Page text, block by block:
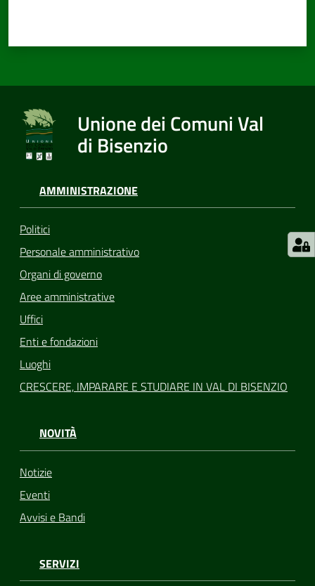
Unione dei Comuni Val
di Bisenzio
AMMINISTRAZIONE
Politici
Personale amministrativo
Organi di governo
Aree amministrative
Uffici
Enti e fondazioni
Luoghi
CRESCERE, IMPARARE E STUDIARE IN VAL DI BISENZIO
NOVITÀ
Notizie
Eventi
Avvisi e Bandi
SERVIZI